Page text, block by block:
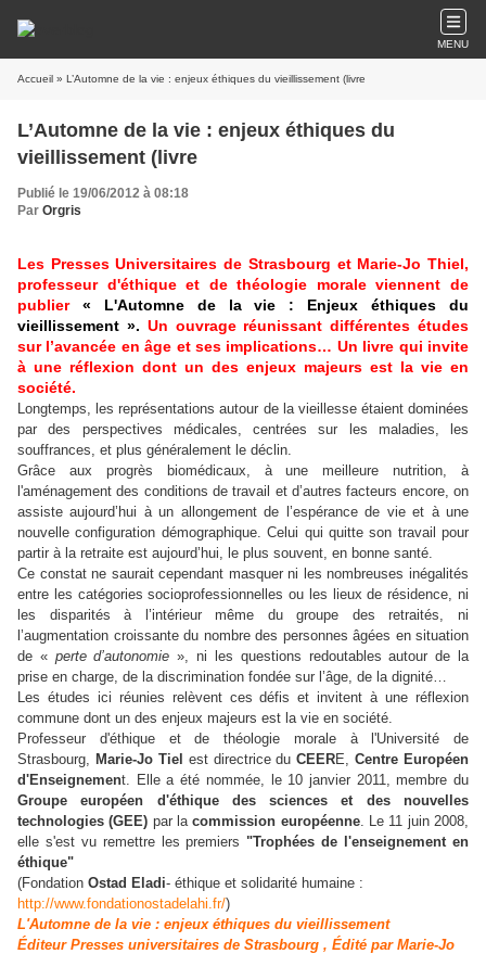
MENU
Accueil » L’Automne de la vie : enjeux éthiques du vieillissement (livre
L’Automne de la vie : enjeux éthiques du
vieillissement (livre
Publié le 19/06/2012 à 08:18
Par Orgris
Les Presses Universitaires de Strasbourg et Marie-Jo Thiel,
professeur d'éthique et de théologie morale viennent de
publier « L'Automne de la vie : Enjeux éthiques du
vieillissement ». Un ouvrage réunissant différentes études
sur l’avancée en âge et ses implications… Un livre qui invite
à une réflexion dont un des enjeux majeurs est la vie en
société.
Longtemps, les représentations autour de la vieillesse étaient dominées
par des perspectives médicales, centrées sur les maladies, les
souffrances, et plus généralement le déclin.
Grâce aux progrès biomédicaux, à une meilleure nutrition, à
l'aménagement des conditions de travail et d’autres facteurs encore, on
assiste aujourd’hui à un allongement de l’espérance de vie et à une
nouvelle configuration démographique. Celui qui quitte son travail pour
partir à la retraite est aujourd’hui, le plus souvent, en bonne santé.
Ce constat ne saurait cependant masquer ni les nombreuses inégalités
entre les catégories socioprofessionnelles ou les lieux de résidence, ni
les disparités à l’intérieur même du groupe des retraités, ni
l’augmentation croissante du nombre des personnes âgées en situation
de « perte d’autonomie », ni les questions redoutables autour de la
prise en charge, de la discrimination fondée sur l’âge, de la dignité…
Les études ici réunies relèvent ces défis et invitent à une réflexion
commune dont un des enjeux majeurs est la vie en société.
Professeur d'éthique et de théologie morale à l'Université de
Strasbourg, Marie-Jo Tiel est directrice duCEERE,Centre Européen
d'Enseignement. Elle a été nommée, le 10 janvier 2011, membre du
Groupe européen d'éthique des sciences et des nouvelles
technologies (GEE) par lacommission européenne. Le 11 juin 2008,
elle s'est vu remettre les premiers "Trophées de l'enseignement en
éthique"
(Fondation Ostad Eladi- éthique et solidarité humaine :
http://www.fondationostadelahi.fr/)
L'Automne de la vie : enjeux éthiques du vieillissement
Éditeur Presses universitaires de Strasbourg , Édité par Marie-Jo